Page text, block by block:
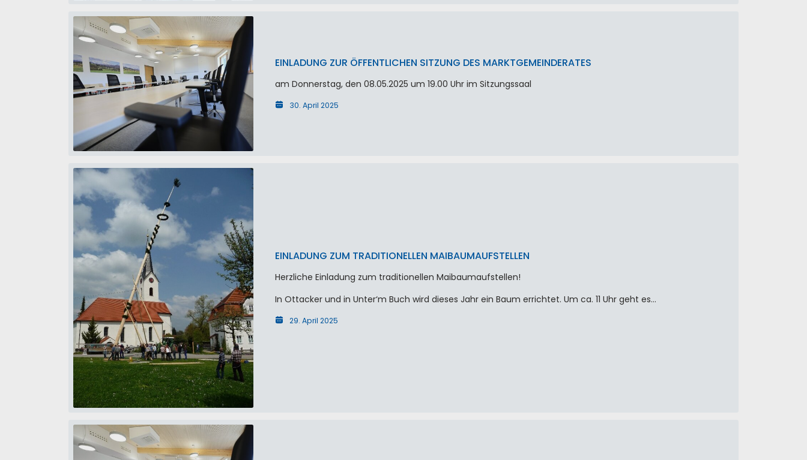
EINLADUNG ZUR ÖFFENTLICHEN SITZUNG DES MARKTGEMEINDERATES
am Donnerstag, den 08.05.2025 um 19.00 Uhr im Sitzungssaal
30. April 2025
EINLADUNG ZUM TRADITIONELLEN MAIBAUMAUFSTELLEN
Herzliche Einladung zum traditionellen Maibaumaufstellen!
In Ottacker und in Unter‘m Buch wird dieses Jahr ein Baum errichtet. Um ca. 11 Uhr geht es…
29. April 2025